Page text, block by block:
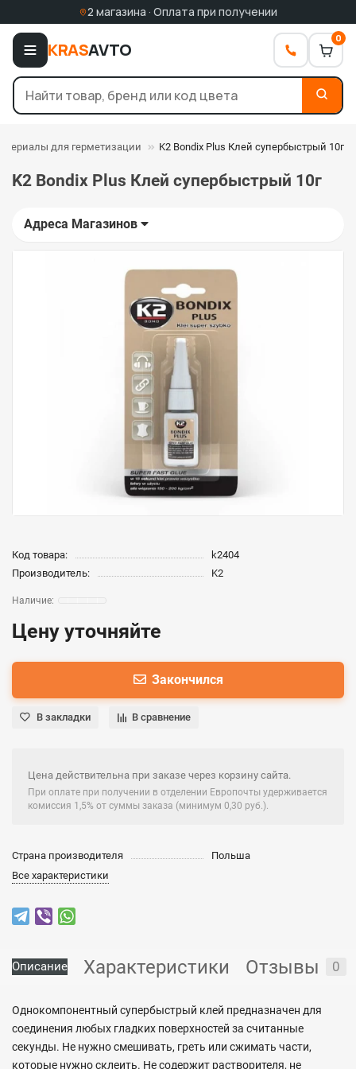
2 магазина · Оплата при получении
KRASAVTO
0
для герметизации K2 Bondix Plus Клей супербыстрый 10г
K2 Bondix Plus Клей супербыстрый 10г
Адреса Магазинов
Код товара:
k2404
Производитель:
K2
Цену уточняйте
Закончился
В закладки В сравнение
Цена действительна при заказе через корзину сайта.
При оплате при получении в отделении Европочты удерживается
комиссия 1,5% от суммы заказа (минимум 0,30 руб.).
Страна производителя
Польша
Все характеристики
Описание Характеристики Отзывы 0
Однокомпонентный супербыстрый клей предназначен для
соединения любых гладких поверхностей за считанные
секунды. Не нужно смешивать, греть или сжимать части,
которые нужно склеить. Не содержит растворителя, не